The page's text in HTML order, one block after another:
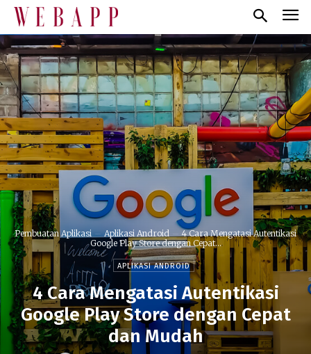
Pembuatan Aplikasi Aplikasi Android
4 Cara Mengatasi Autentikasi
Google Play Store dengan Cepat...
APLIKASI ANDROID
4 Cara Mengatasi Autentikasi
Google Play Store dengan Cepat
dan Mudah